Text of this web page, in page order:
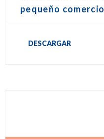
pequeño comercio
DESCARGAR